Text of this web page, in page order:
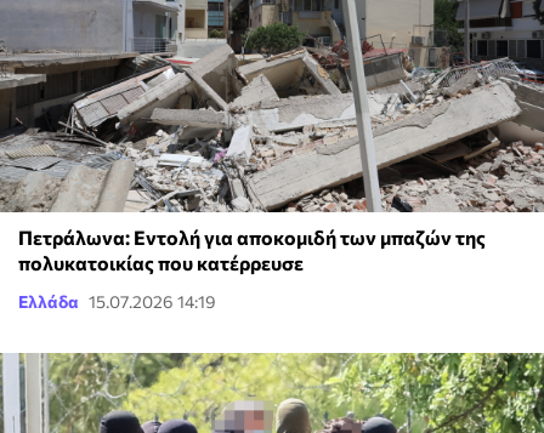
Πετράλωνα: Εντολή για αποκομιδή των μπαζών της
πολυκατοικίας που κατέρρευσε
Ελλάδα 15.07.2026 14:19